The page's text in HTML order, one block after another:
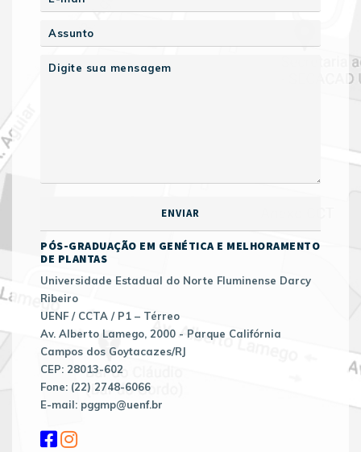
PÓS-GRADUAÇÃO EM GENÉTICA E MELHORAMENTO
DE PLANTAS
Universidade Estadual do Norte Fluminense Darcy
Ribeiro
UENF / CCTA / P1 – Térreo
Av. Alberto Lamego, 2000 - Parque Califórnia
Campos dos Goytacazes/RJ
CEP: 28013-602
Fone: (22) 2748-6066
E-mail: pggmp@uenf.br